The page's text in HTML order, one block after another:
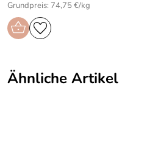
Grundpreis: 74,75 €/kg
Ähnliche Artikel